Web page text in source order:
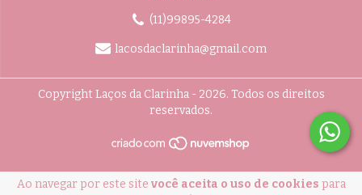
Ao navegar por este site você aceita o uso de cookies para
(11)99895-4284
lacosdaclarinha@gmail.com
Copyright Laços da Clarinha - 2026. Todos os direitos
reservados.